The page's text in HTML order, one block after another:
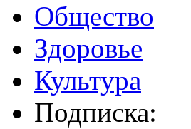
Общество
Здоровье
Культура
Подписка: